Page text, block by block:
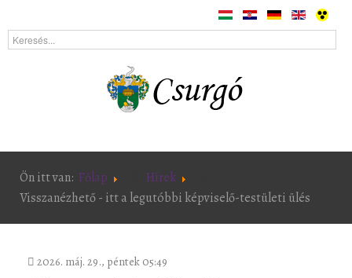
Ön itt van: Főlap
Hírek
Visszanézhető - itt a legutóbbi képviselő-testületi ülés
2026. máj. 29., péntek 05:49